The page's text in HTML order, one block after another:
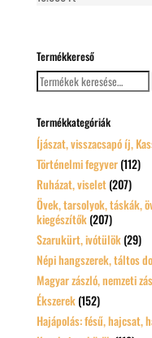
Termékkereső
Keresés
a
Termékkategóriák
Íjászat, visszacsapó íj,
Történelmi fegyver (112)
Ruházat, viselet (207)
Övek, tarsolyok, táskák,
kiegészítők (207)
Szarukürt, ivótülök (29)
Népi hangszerek, táltos
Magyar zászló, nemzeti
Ékszerek (152)
Hajápolás: fésű, hajcsat,